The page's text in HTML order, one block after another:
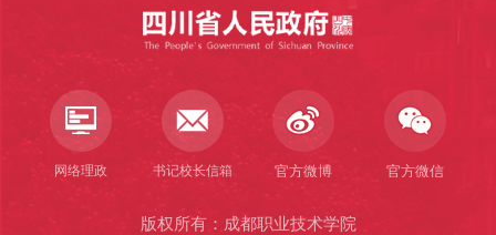
网络理政 书记校长信箱 官方微博 官方微信
版权所有：成都职业技术学院